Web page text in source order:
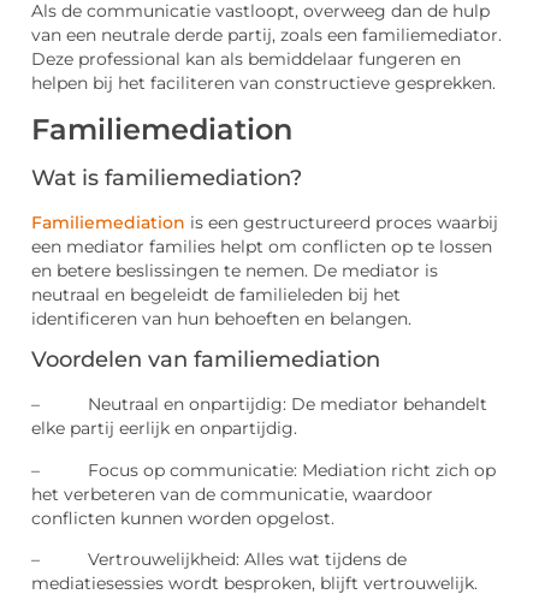
Als de communicatie vastloopt, overweeg dan de hulp
van een neutrale derde partij, zoals een familiemediator.
Deze professional kan als bemiddelaar fungeren en
helpen bij het faciliteren van constructieve gesprekken.
Familiemediation
Wat is familiemediation?
Familiemediation is een gestructureerd proces waarbij
een mediator families helpt om conflicten op te lossen
en betere beslissingen te nemen. De mediator is
neutraal en begeleidt de familieleden bij het
identificeren van hun behoeften en belangen.
Voordelen van familiemediation
– Neutraal en onpartijdig: De mediator behandelt
elke partij eerlijk en onpartijdig.
– Focus op communicatie: Mediation richt zich op
het verbeteren van de communicatie, waardoor
conflicten kunnen worden opgelost.
– Vertrouwelijkheid: Alles wat tijdens de
mediatiesessies wordt besproken, blijft vertrouwelijk.